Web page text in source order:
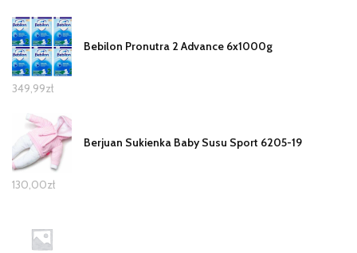
Bebilon Pronutra 2 Advance 6x1000g
349,99zł
Berjuan Sukienka Baby Susu Sport 6205-19
130,00zł